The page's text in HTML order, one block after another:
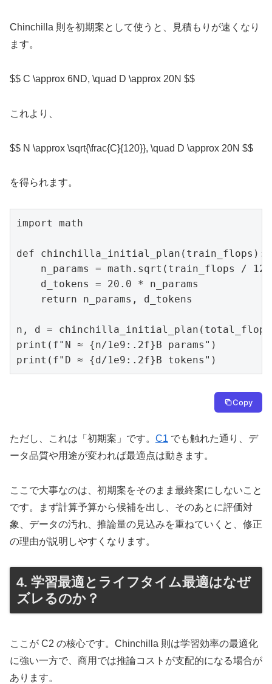
Chinchilla 則を初期案として使うと、見積もりが速くなり
ます。
$$ C \approx 6ND, \quad D \approx 20N $$
これより、
$$ N \approx \sqrt{\frac{C}{120}}, \quad D \approx 20N $$
を得られます。
import math
def chinchilla_initial_plan(train_flops):
n_params = math.sqrt(train_flops /
    d_tokens = 20.0 * n_params
    return n_params, d_tokens
n, d =
print(f"N ≈ {n/1e9:.2f}B params")
print(f"D ≈ {d/1e9:.2f}B tokens")
Copy
ただし、これは「初期案」です。 C1 でも触れた通り、デ
ータ品質や用途が変われば最適点は動きます。
ここで大事なのは、初期案をそのまま最終案にしないこと
です。まず計算予算から候補を出し、そのあとに評価対
象、データの汚れ、推論量の見込みを重ねていくと、修正
の理由が説明しやすくなります。
4. 学習最適とライフタイム最適はなぜ
ズレるのか？
ここが C2 の核心です。Chinchilla 則は学習効率の最適化
に強い一方で、商用では推論コストが支配的になる場合が
あります。